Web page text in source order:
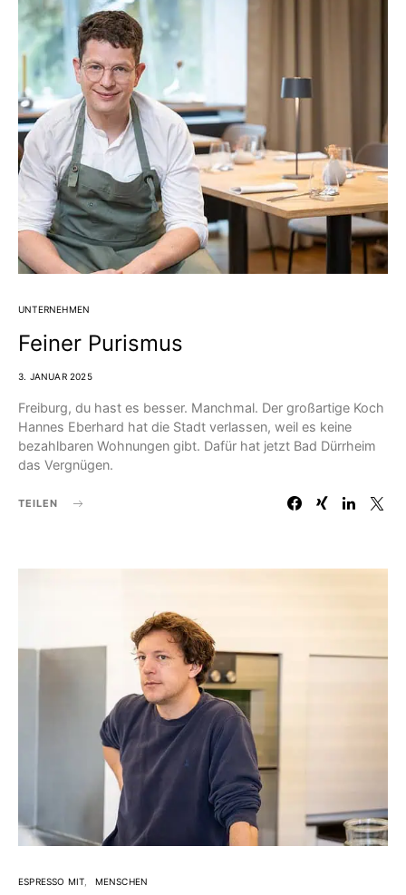
UNTERNEHMEN
Feiner Purismus
3. JANUAR 2025
Freiburg, du hast es besser. Manchmal. Der großartige Koch
Hannes Eberhard hat die Stadt verlassen, weil es keine
bezahlbaren Wohnungen gibt. Dafür hat jetzt Bad Dürrheim
das Vergnügen.
TEILEN
ESPRESSO MIT MENSCHEN